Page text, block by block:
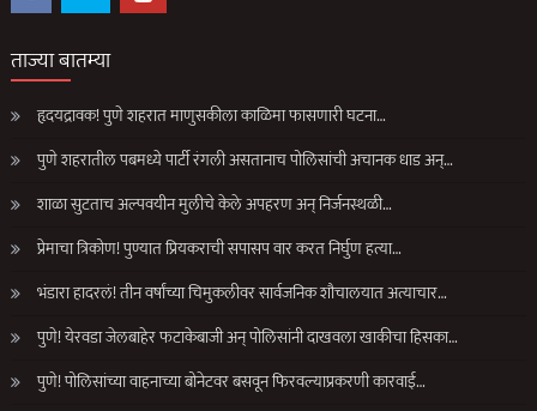
ताज्या बातम्या
हृदयद्रावक! पुणे शहरात माणुसकीला काळिमा फासणारी घटना…
पुणे शहरातील पबमध्ये पार्टी रंगली असतानाच पोलिसांची अचानक धाड अन्…
शाळा सुटताच अल्पवयीन मुलीचे केले अपहरण अन् निर्जनस्थळी…
प्रेमाचा त्रिकोण! पुण्यात प्रियकराची सपासप वार करत निर्घुण हत्या…
भंडारा हादरलं! तीन वर्षांच्या चिमुकलीवर सार्वजनिक शौचालयात अत्याचार…
पुणे! येरवडा जेलबाहेर फटाकेबाजी अन् पोलिसांनी दाखवला खाकीचा हिसका…
पुणे! पोलिसांच्या वाहनाच्या बोनेटवर बसवून फिरवल्याप्रकरणी कारवाई…